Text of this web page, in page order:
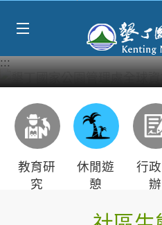
:::
教育研
究
休閒遊
憩
行
辦